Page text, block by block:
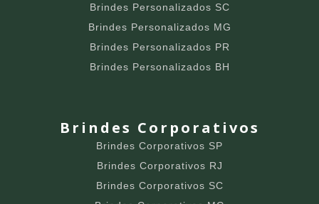
Brindes Personalizados SC
Brindes Personalizados MG
Brindes Personalizados PR
Brindes Personalizados BH
Brindes Corporativos
Brindes Corporativos SP
Brindes Corporativos RJ
Brindes Corporativos SC